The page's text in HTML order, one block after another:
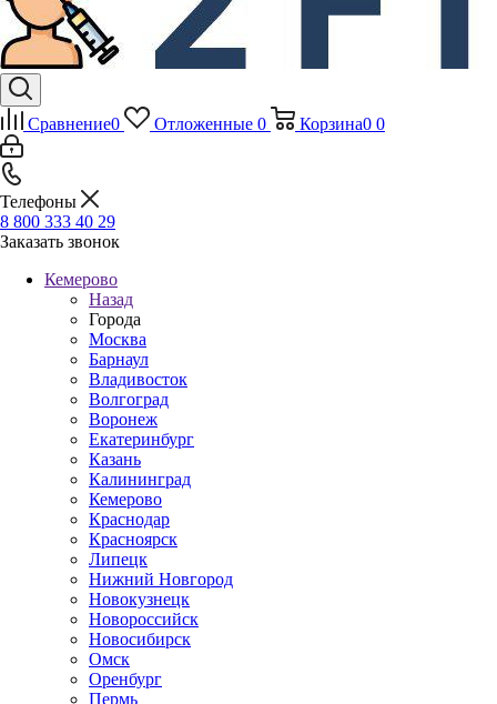
Сравнение0 Отложенные 0 Корзина0 0
Телефоны
8 800 333 40 29
Заказать звонок
Кемерово
Назад
Города
Москва
Барнаул
Владивосток
Волгоград
Воронеж
Екатеринбург
Казань
Калининград
Кемерово
Краснодар
Красноярск
Липецк
Нижний Новгород
Новокузнецк
Новороссийск
Новосибирск
Омск
Оренбург
Пермь